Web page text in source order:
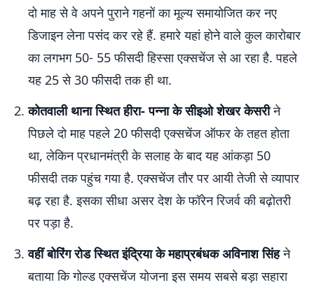
दो माह से वे अपने पुराने गहनों का मूल्य समायोजित कर नए
डिजाइन लेना पसंद कर रहे हैं. हमारे यहां होने वाले कुल कारोबार
का लगभग 50- 55 फीसदी हिस्सा एक्सचेंज से आ रहा है. पहले
यह 25 से 30 फीसदी तक ही था.
कोतवाली थाना स्थित हीरा- पन्ना के सीइओ शेखर केसरीने
पिछले दो माह पहले 20 फीसदी एक्सचेंज ऑफर के तहत होता
था, लेकिन प्रधानमंत्री के सलाह के बाद यह आंकड़ा 50
फीसदी तक पहुंच गया है. एक्सचेंज तौर पर आयी तेजी से व्यापार
बढ़ रहा है. इसका सीधा असर देश के फॉरेन रिजर्व की बढ़ोतरी
पर पड़ा है.
वहीं बोरिंग रोड स्थित इंद्रिया के महाप्रबंधक अविनाश सिंहने
बताया कि गोल्ड एक्सचेंज योजना इस समय सबसे बड़ा सहारा